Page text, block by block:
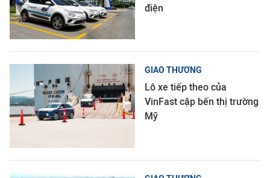
điện
GIAO THƯƠNG
Lô xe tiếp theo của
VinFast cập bến thị trường
Mỹ